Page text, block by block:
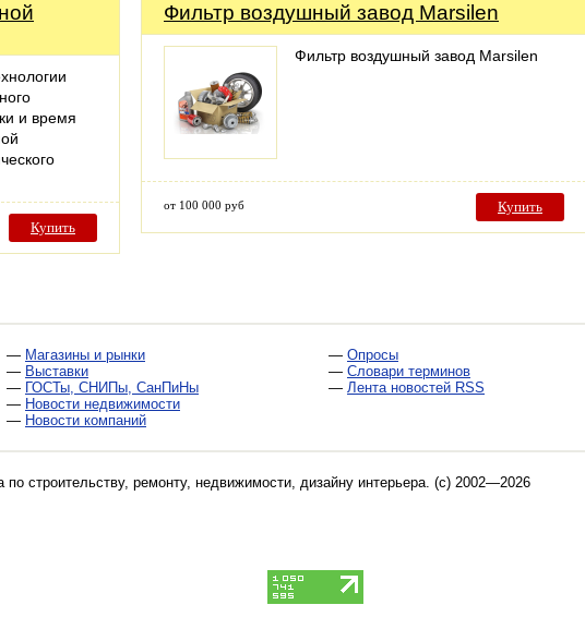
и время
Купить
Фильтр воздушный завод Marsilen
Фильтр воздушный завод Marsilen
от 100 000 руб Купить
— Магазины и рынки
— Выставки
— ГОСТы, СНИПы, СанПиНы
— Новости недвижимости
— Новости компаний
— Опросы
— Словари терминов
— Лента новостей RSS
по строительству, ремонту, недвижимости, дизайну интерьера. (c) 2002—2026